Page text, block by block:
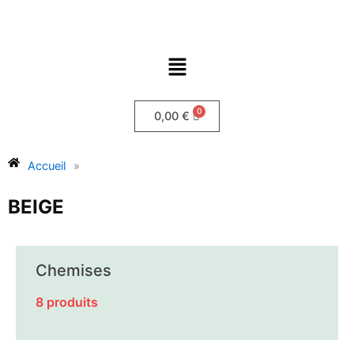
Menu
0,00 €
Accueil »
BEIGE
Chemises
8 produits